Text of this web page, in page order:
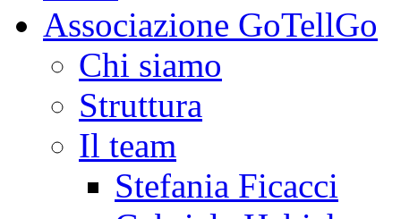
Associazione GoTellGo
Chi siamo
Struttura
Il team
Stefania Ficacci